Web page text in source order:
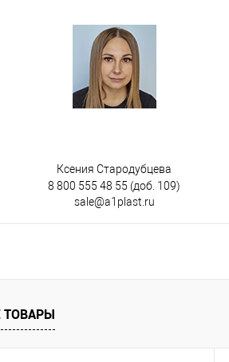
Ксения Стародубцева
8 800 555 48 55 (доб. 109)
sale@a1plast.ru